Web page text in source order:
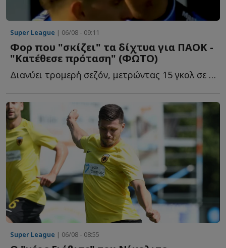
Super League | 06/08 - 09:11
Φορ που "σκίζει" τα δίχτυα για ΠΑΟΚ -
"Κατέθεσε πρόταση" (ΦΩΤΟ)
Διανύει τρομερή σεζόν, μετρώντας 15 γκολ σε ισάριθμα π...
Super League | 06/08 - 08:55